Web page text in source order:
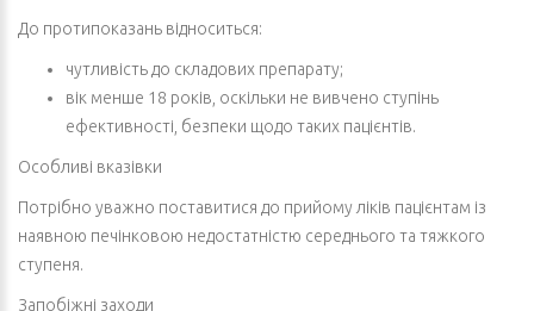
До протипоказань відноситься:
чутливість до складових препарату;
вік менше 18 років, оскільки не вивчено ступінь
ефективності, безпеки щодо таких пацієнтів.
Особливі вказівки
Потрібно уважно поставитися до прийому ліків пацієнтам із
наявною печінковою недостатністю середнього та тяжкого
ступеня.
Запобіжні заходи